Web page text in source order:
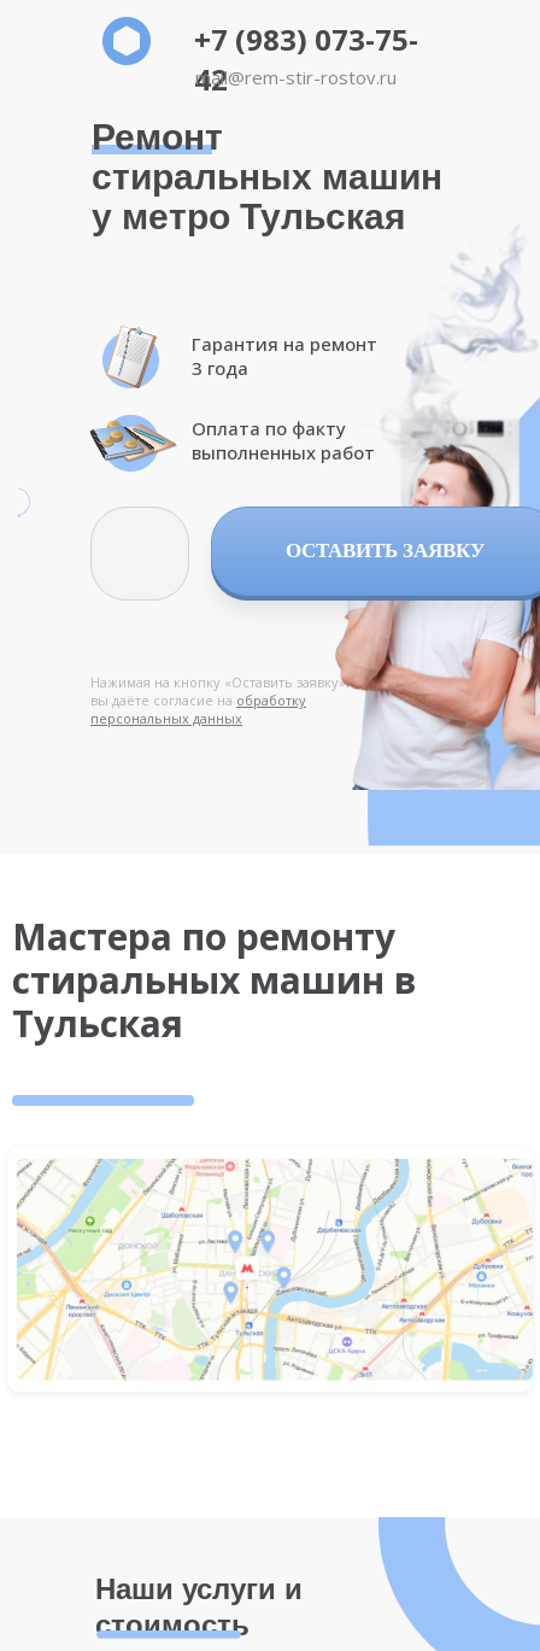
Ремонт
стиральных машин
у метро Тульская
Гарантия на ремонт
3 года
Оплата по факту
выполненных работ
Нажимая на кнопку «Оставить заявку»,
вы даёте согласие на обработку
персональных данных
+7 (983) 073-75-
42
mail@rem-stir-rostov.ru
ОСТАВИТЬ ЗАЯВКУ
Мастера по ремонту
стиральных машин в
Тульская
Наши услуги и
стоимость